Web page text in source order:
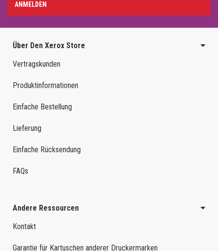
ANMELDEN
Über Den Xerox Store
Vertragskunden
Produktinformationen
Einfache Bestellung
Lieferung
Einfache Rücksendung
FAQs
Andere Ressourcen
Kontakt
Garantie für Kartuschen anderer Druckermarken